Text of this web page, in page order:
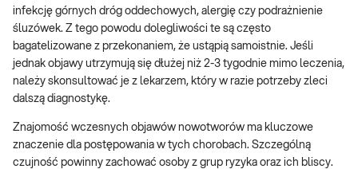
infekcję górnych dróg oddechowych, alergię czy podrażnienie
śluzówek. Z tego powodu dolegliwości te są często
bagatelizowane z przekonaniem, że ustąpią samoistnie. Jeśli
jednak objawy utrzymują się dłużej niż 2-3 tygodnie mimo leczenia,
należy skonsultować je z lekarzem, który w razie potrzeby zleci
dalszą diagnostykę.
Znajomość wczesnych objawów nowotworów ma kluczowe
znaczenie dla postępowania w tych chorobach. Szczególną
czujność powinny zachować osoby z grup ryzyka oraz ich bliscy.